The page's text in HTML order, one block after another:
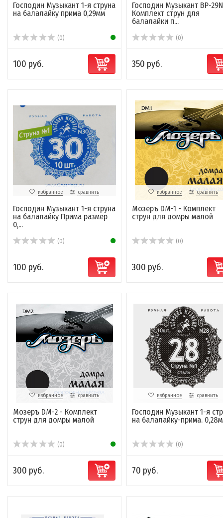
Господин Музыкант 1-я струна
на балалайку прима 0,29мм
(0)
100 руб.
Господин Музыкант BP-
Комплект струн для
балалайки п...
(0)
350 руб.
избранное сравнить
Господин Музыкант 1-я струна
на балалайку Прима размер
0,...
(0)
100 руб.
избранное сравнить
Мозеръ DM-1 - Комплект
струн для домры малой
(0)
300 руб.
избранное сравнить
Мозеръ DM-2 - Комплект
струн для домры малой
(0)
300 руб.
избранное сравнить
Господин Музыкант 1-я
на балалайку-прима.
(0)
70 руб.